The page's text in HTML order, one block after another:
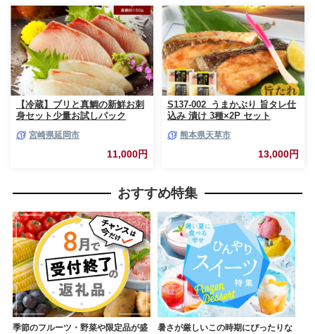
【冷蔵】ブリと真鯛の新鮮お刺
身セット少量お試しパック
宮崎県延岡市
11,000円
S137-002_うまかぶり 旨タレ仕
込み 漬け 3種×2P セット
熊本県天草市
13,000円
おすすめ特集
季節のフルーツ・野菜や限定品が盛
暑さが厳しいこの時期にぴったりな